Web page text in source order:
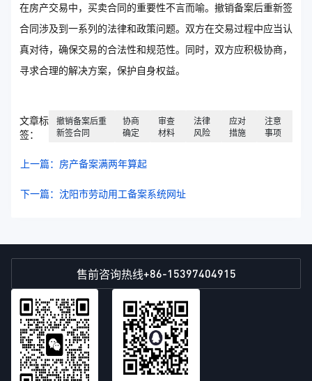
在房产交易中，买卖合同的重要性不言而喻。撤销备案后重新签
合同涉及到一系列的法律和政策问题。双方在交易过程中应当认
真对待，确保交易的合法性和规范性。同时，双方应积极协商，
寻求合理的解决方案，保护自身权益。
文章标
签：
撤销备案后重
新签合同
协商
确定
审查
材料
法律
风险
应对
措施
注意
事项
上一篇：房产备案满两年算起
下一篇：沈阳市劳动用工备案系统网址
售前咨询热线+86-15397404915